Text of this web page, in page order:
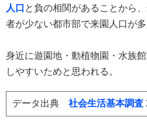
人口 と負の相関があることから
者が少ない都市部で来園人口が多
身近に遊園地・動植物園・水族
しやすいためと思われる。
データ出典 社会生活基本調査